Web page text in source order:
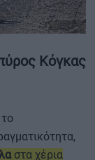
Κόγκας
στα χέρια